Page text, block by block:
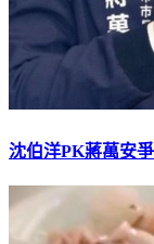
沈伯洋PK蔣萬安